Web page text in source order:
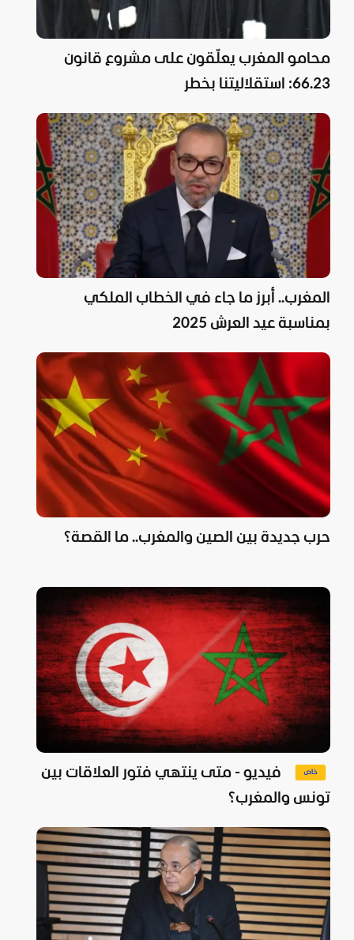
محامو المغرب يعلّقون على مشروع قانون
66.23: استقلاليتنا بخطر
المغرب.. أبرز ما جاء في الخطاب الملكي
بمناسبة عيد العرش 2025
حرب جديدة بين الصين والمغرب.. ما القصة؟
فيديو - متى ينتهي فتور العلاقات بين
تونس والمغرب؟